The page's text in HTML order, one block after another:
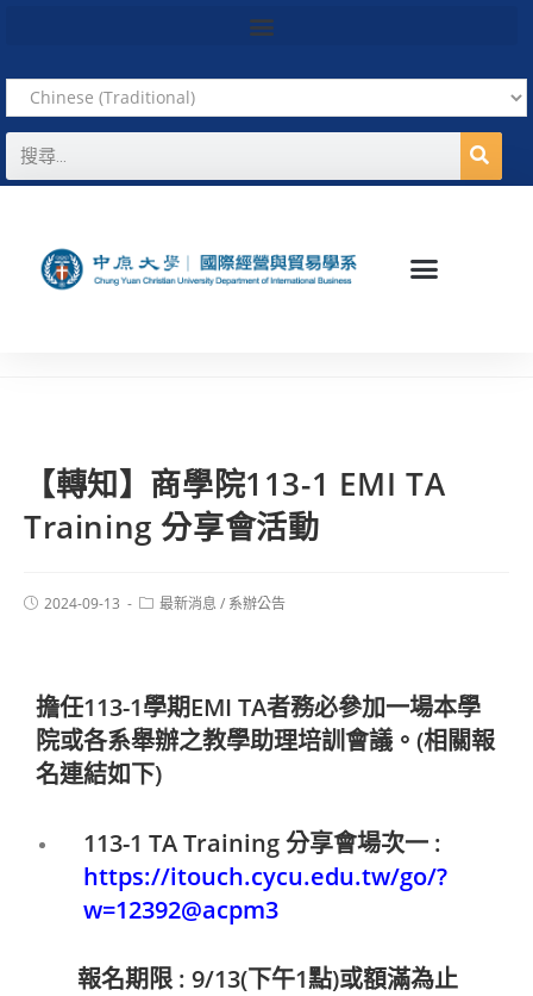
【轉知】商學院113-1 EMI TA
Training 分享會活動
2024-09-13 最新消息 / 系辦公告
擔任113-1學期EMI TA者務必參加一場本學
院或各系舉辦之教學助理培訓會議 。(相關報
名連結如下)
113-1 TA Training 分享會場次一 :
https://itouch.cycu.edu.tw/go/?
w=12392@acpm3
報名期限 : 9/13(下午1點)或額滿為止